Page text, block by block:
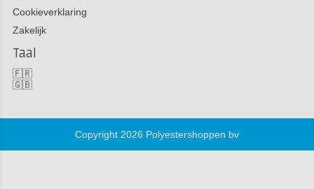
Cookieverklaring
Zakelijk
Taal
🇫🇷
🇬🇧
Copyright 2026 Polyestershoppen bv